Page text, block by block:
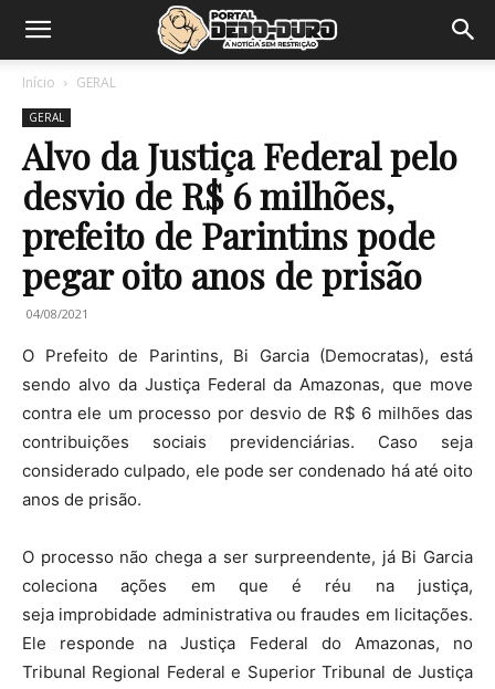
Início GERAL
GERAL
Alvo da Justiça Federal pelo
desvio de R$ 6 milhões,
prefeito de Parintins pode
pegar oito anos de prisão
04/08/2021
O Prefeito de Parintins, Bi Garcia (Democratas), está
sendo alvo da Justiça Federal da Amazonas, que move
contra ele um processo por desvio de R$ 6 milhões das
contribuições sociais previdenciárias. Caso seja
considerado culpado, ele pode ser condenado há até oito
anos de prisão.
O processo não chega a ser surpreendente, já Bi Garcia
coleciona ações em que é réu na justiça,
seja improbidade administrativa ou fraudes em licitações.
Ele responde na Justiça Federal do Amazonas, no
Tribunal Regional Federal e Superior Tribunal de Justiça